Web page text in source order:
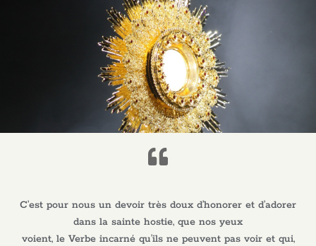
C’est pour nous un devoir très doux d’honorer et d’adorer
dans la sainte hostie, que nos yeux
voient, le Verbe incarné qu’ils ne peuvent pas voir et qui,